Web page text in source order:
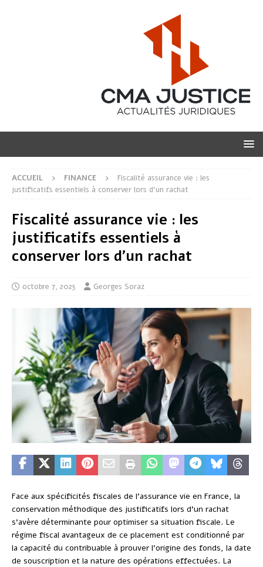
ACCUEIL FINANCE
Fiscalité assurance vie : les
justificatifs essentiels à conserver lors d’un rachat
Fiscalité assurance vie : les
justificatifs essentiels à
conserver lors d’un rachat
octobre 7, 2025 Georges Soraz
Face aux spécificités fiscales de l’assurance vie en France, la
conservation méthodique des justificatifs lors d’un rachat
s’avère déterminante pour optimiser sa situation fiscale. Le
régime fiscal avantageux de ce placement est conditionné par
la capacité du contribuable à prouver l’origine des fonds, la date
de souscription et la nature des opérations effectuées. La